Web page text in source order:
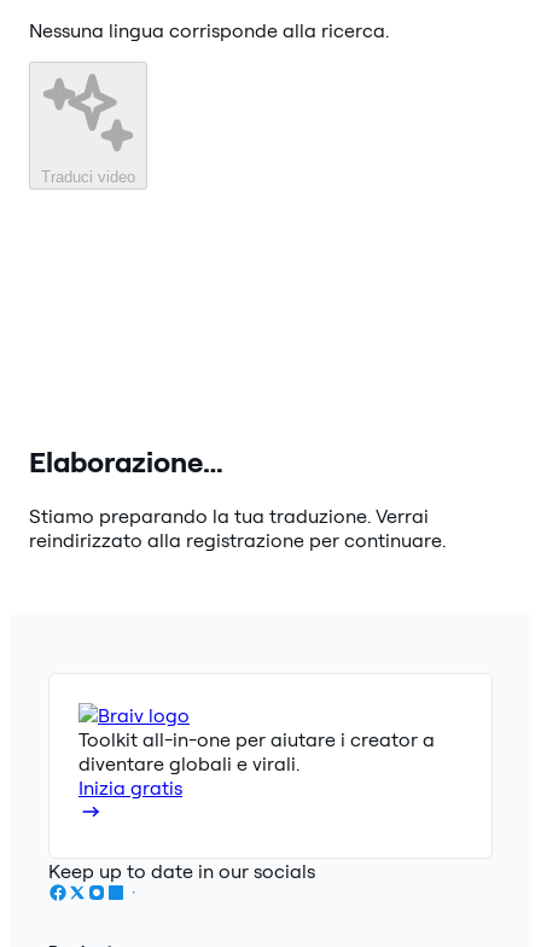
Nessuna lingua corrisponde alla ricerca.
Traduci video
Elaborazione…
Stiamo preparando la tua traduzione. Verrai
reindirizzato alla registrazione per continuare.
Toolkit all-in-one per aiutare i creator a
diventare globali e virali.
Inizia gratis
Keep up to date in our socials